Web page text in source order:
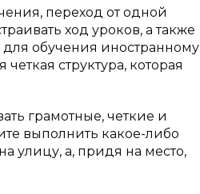
переход от одной
ход уроков, а также
обучения иностранному
структура, которая
грамотные, четкие и
выполнить какое-либо
улицу, а, придя на место,